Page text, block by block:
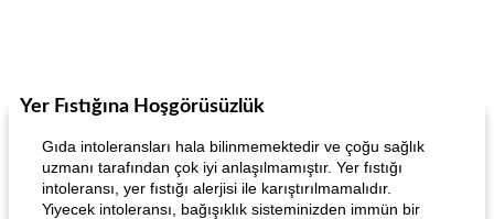
Yer Fıstığına Hoşgörüsüzlük
Gıda intoleransları hala bilinmemektedir ve çoğu sağlık
uzmanı tarafından çok iyi anlaşılmamıştır. Yer fıstığı
intoleransı, yer fıstığı alerjisi ile karıştırılmamalıdır.
Yiyecek intoleransı, bağışıklık sisteminizden immün bir